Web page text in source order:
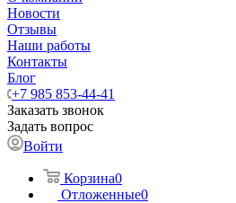
Новости
Отзывы
Наши работы
Контакты
Блог
+7 985 853-44-41
Заказать звонок
Задать вопрос
Войти
Корзина0
Отложенные0